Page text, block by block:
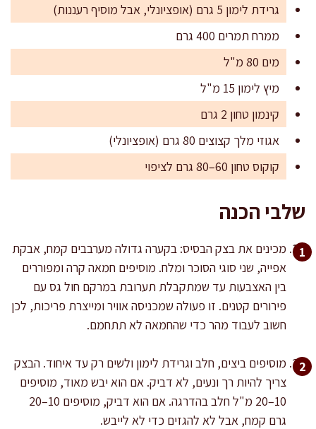
גרידת לימון 5 גרם (אופציונלי, אבל מוסיף רעננות)
ממרח תמרים 400 גרם
מים 80 מ"ל
מיץ לימון 15 מ"ל
קינמון טחון 2 גרם
אגוזי מלך קצוצים 80 גרם (אופציונלי)
קוקוס טחון 60–80 גרם לציפוי
שלבי הכנה
מכינים את בצק הבסיס: בקערה גדולה מערבבים קמח, אבקת
אפייה, שני סוגי הסוכר ומלח. מוסיפים חמאה קרה ומפוררים
בין האצבעות עד שמתקבלת תערובת במרקם חול גס עם
פירורים קטנים. זו פעולה שמכניסה אוויר ומייצרת פריכות, לכן
חשוב לעבוד מהר כדי שהחמאה לא תתחמם.
מוסיפים ביצים, חלב וגרידת לימון ולשים רק עד איחוד. הבצק
צריך להיות רך ונעים, לא דביק. אם הוא יבש מאוד, מוסיפים
10–20 מ"ל חלב בהדרגה. אם הוא דביק, מוסיפים 10–20
גרם קמח, אבל לא להגזים כדי לא לייבש.